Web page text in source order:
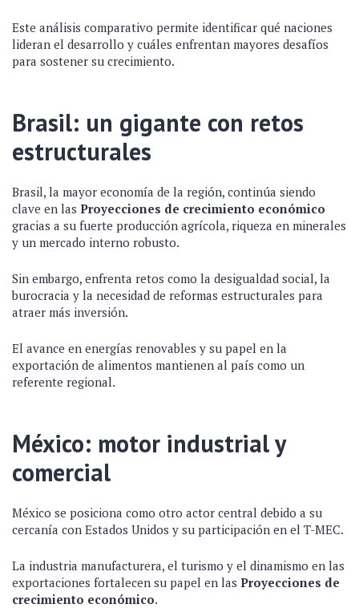
Este análisis comparativo permite identificar qué naciones
lideran el desarrollo y cuáles enfrentan mayores desafíos
para sostener su crecimiento.
Brasil: un gigante con retos
estructurales
Brasil, la mayor economía de la región, continúa siendo
clave en las Proyecciones de crecimiento económico
gracias a su fuerte producción agrícola, riqueza en minerales
y un mercado interno robusto.
Sin embargo, enfrenta retos como la desigualdad social, la
burocracia y la necesidad de reformas estructurales para
atraer más inversión.
El avance en energías renovables y su papel en la
exportación de alimentos mantienen al país como un
referente regional.
México: motor industrial y
comercial
México se posiciona como otro actor central debido a su
cercanía con Estados Unidos y su participación en el T-MEC.
La industria manufacturera, el turismo y el dinamismo en las
exportaciones fortalecen su papel en las Proyecciones de
crecimiento económico.